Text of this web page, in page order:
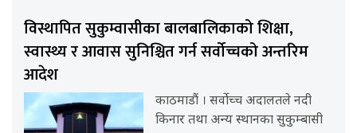
विस्थापित सुकुम्वासीका बालबालिकाको शिक्षा,
स्वास्थ्य र आवास सुनिश्चित गर्न सर्वोच्चको अन्तरिम
आदेश
काठमाडौं । सर्वोच्च अदालतले नदी
किनार तथा अन्य स्थानका सुकुम्बासी